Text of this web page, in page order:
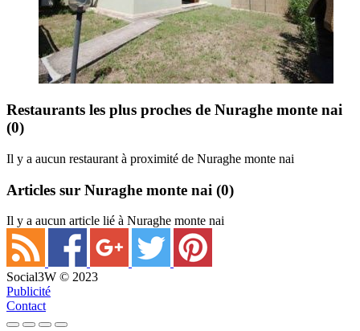
Restaurants les plus proches de Nuraghe monte nai
(0)
Il y a aucun restaurant à proximité de Nuraghe monte nai
Articles sur Nuraghe monte nai (0)
Il y a aucun article lié à Nuraghe monte nai
Social3W © 2023
Publicité
Contact